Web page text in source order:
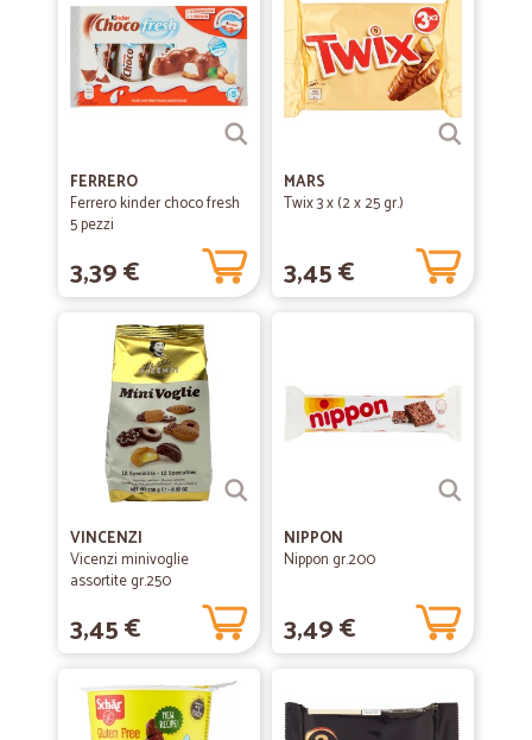
FERRERO
Ferrero kinder choco fresh
5 pezzi
3,39 €
MARS
Twix 3 x (2 x 25 gr.)
3,45 €
VINCENZI
Vicenzi minivoglie
assortite gr.250
3,45 €
NIPPON
Nippon gr.200
3,49 €